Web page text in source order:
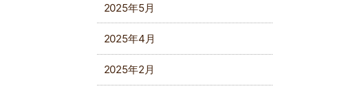
2025年5月
2025年4月
2025年2月